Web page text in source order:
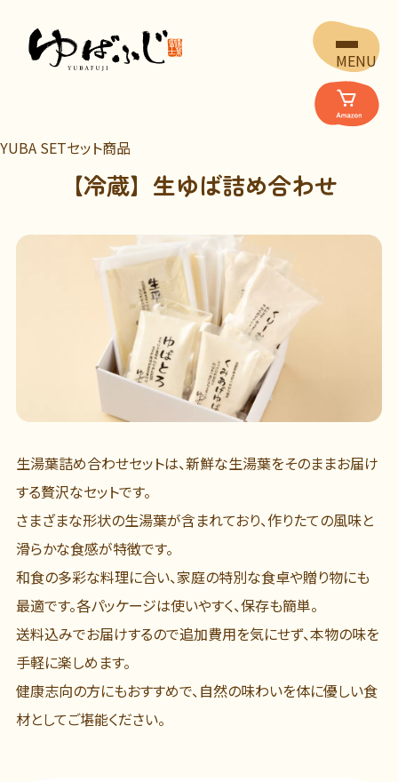
MENU
YUBA SETセット商品
【冷蔵】生ゆば詰め合わせ
生湯葉詰め合わせセットは、新鮮な生湯葉をそのままお届け
する贅沢なセットです。
さまざまな形状の生湯葉が含まれており、作りたての風味と
滑らかな食感が特徴です。
和食の多彩な料理に合い、家庭の特別な食卓や贈り物にも
最適です。各パッケージは使いやすく、保存も簡単。
送料込みでお届けするので追加費用を気にせず、本物の味を
手軽に楽しめます。
健康志向の方にもおすすめで、自然の味わいを体に優しい食
材としてご堪能ください。